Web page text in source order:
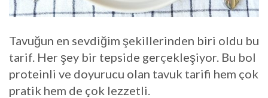
Tavuğun en sevdiğim şekillerinden biri oldu bu
tarif. Her şey bir tepside gerçekleşiyor. Bu bol
proteinli ve doyurucu olan tavuk tarifi hem çok
pratik hem de çok lezzetli.